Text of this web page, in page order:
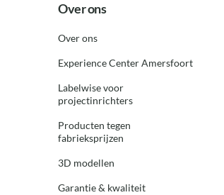
Over ons
Over ons
Experience Center Amersfoort
Labelwise voor
projectinrichters
Producten tegen
fabrieksprijzen
3D modellen
Garantie & kwaliteit